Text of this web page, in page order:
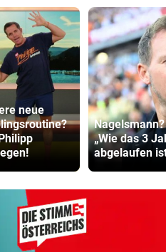
neue
Nagelsmann?
„Wie das 3
abgelaufen